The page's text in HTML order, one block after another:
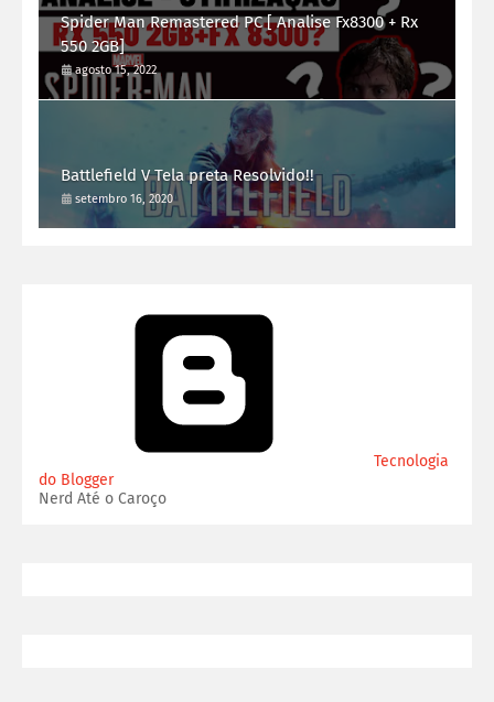
Spider Man Remastered PC [ Analise Fx8300 + Rx
550 2GB]
agosto 15, 2022
Battlefield V Tela preta Resolvido!!
setembro 16, 2020
Tecnologia
do Blogger
Nerd Até o Caroço